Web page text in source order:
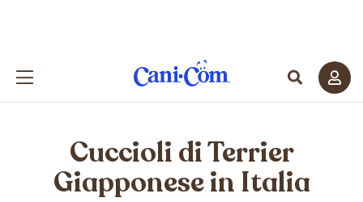
Cuccioli di Terrier
Giapponese in Italia